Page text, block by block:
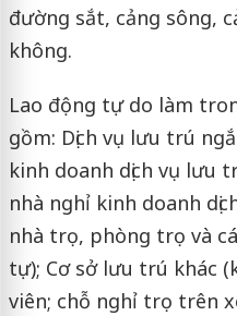
đường sắt, cảng sông,
không.
Lao động tự do làm
gồm: Dịch vụ lưu trú
kinh doanh dịch vụ lưu
nhà nghỉ kinh doanh
nhà trọ, phòng trọ và
tự); Cơ sở lưu trú khác
viên; chỗ nghỉ trọ trên